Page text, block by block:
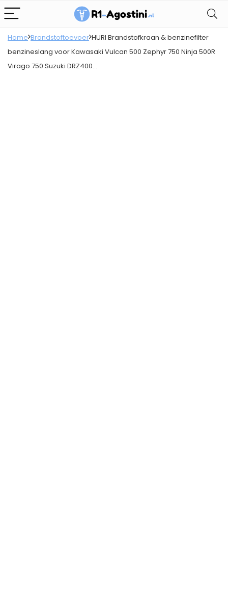
Home Brandstoftoevoer HURI Brandstofkraan & benzinefilter
benzineslang voor Kawasaki Vulcan 500 Zephyr 750 Ninja 500R
Virago 750 Suzuki DRZ400…